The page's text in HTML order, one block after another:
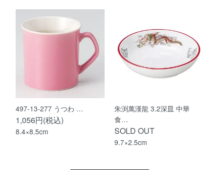
497-13-277 うつわ …
1,056円(税込)
8.4×8.5cm
朱渕萬漢龍 3.2深皿 中華
食…
SOLD OUT
9.7×2.5cm